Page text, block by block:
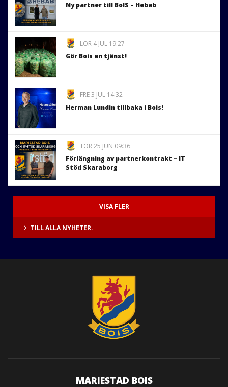
Ny partner till BoIS – Hebab
LÖR 4 JUL 19:27
Gör Bois en tjänst!
FRE 3 JUL 14:32
Herman Lundin tillbaka i Bois!
TOR 25 JUN 09:36
Förlängning av partnerkontrakt – IT
Stöd Skaraborg
VISA FLER
TILL ALLA NYHETER.
MARIESTAD BOIS